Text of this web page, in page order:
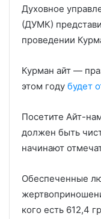
Духовное
(ДУМК)
проведении
Курман айт —
этом году будет
Посетите Айт-
должен быть
начинают
Обеспеченные
кого есть 612,4